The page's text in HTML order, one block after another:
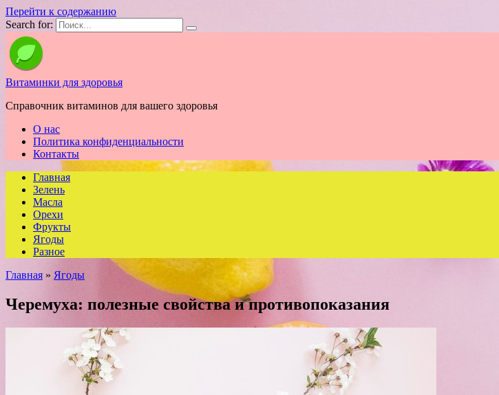
Перейти к содержанию
Search for:
Витаминки для здоровья
Справочник витаминов для вашего здоровья
О нас
Политика конфиденциальности
Контакты
Главная
Зелень
Масла
Орехи
Фрукты
Ягоды
Разное
Главная » Ягоды
Черемуха: полезные свойства и противопоказания